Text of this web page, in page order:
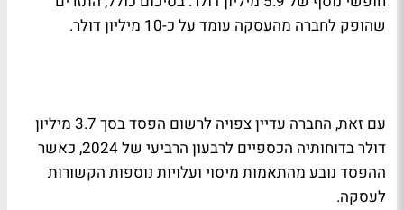
שהופק לחברה מהעסקה עומד על כ-10 מיליון דולר.
עם זאת, החברה עדיין צפויה לרשום הפסד בסך 3.7 מיליון
דולר בדוחותיה הכספיים לרבעון הרביעי של 2024, כאשר
ההפסד נובע מהתאמות מיסוי ועלויות נוספות הקשורות
לעסקה.